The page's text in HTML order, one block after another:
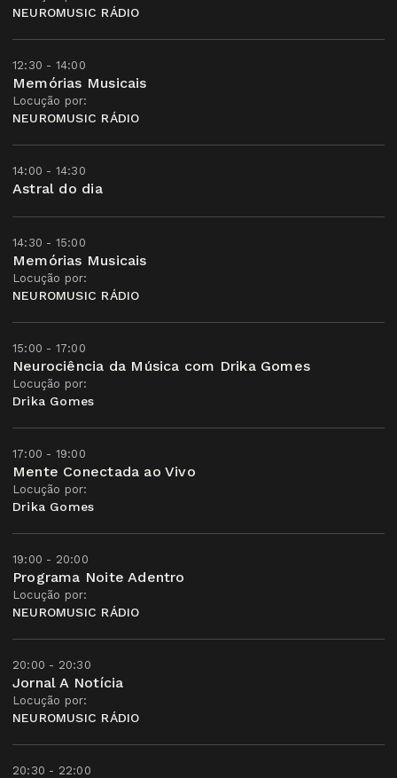
NEUROMUSIC RÁDIO
12:30 - 14:00
Memórias Musicais
Locução por:
NEUROMUSIC RÁDIO
14:00 - 14:30
Astral do dia
14:30 - 15:00
Memórias Musicais
Locução por:
NEUROMUSIC RÁDIO
15:00 - 17:00
Neurociência da Música com Drika Gomes
Locução por:
Drika Gomes
17:00 - 19:00
Mente Conectada ao Vivo
Locução por:
Drika Gomes
19:00 - 20:00
Programa Noite Adentro
Locução por:
NEUROMUSIC RÁDIO
20:00 - 20:30
Jornal A Notícia
Locução por:
NEUROMUSIC RÁDIO
20:30 - 22:00